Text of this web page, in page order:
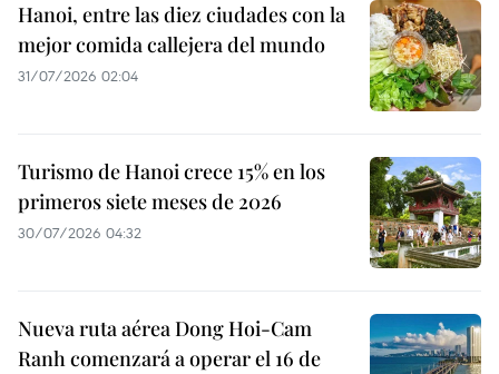
Hanoi, entre las diez ciudades con la
mejor comida callejera del mundo
31/07/2026 02:04
Turismo de Hanoi crece 15% en los
primeros siete meses de 2026
30/07/2026 04:32
Nueva ruta aérea Dong Hoi-Cam
Ranh comenzará a operar el 16 de